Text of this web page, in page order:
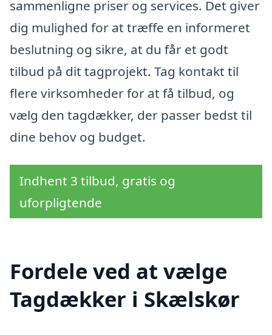
sammenligne priser og services. Det giver
dig mulighed for at træffe en informeret
beslutning og sikre, at du får et godt
tilbud på dit tagprojekt. Tag kontakt til
flere virksomheder for at få tilbud, og
vælg den tagdækker, der passer bedst til
dine behov og budget.
Indhent 3 tilbud, gratis og
uforpligtende
Fordele ved at vælge
Tagdækker i Skælskør